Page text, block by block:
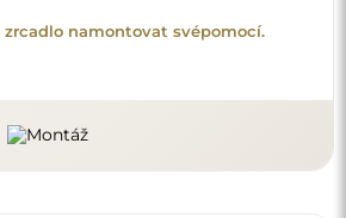
zrcadlo namontovat svépomocí.